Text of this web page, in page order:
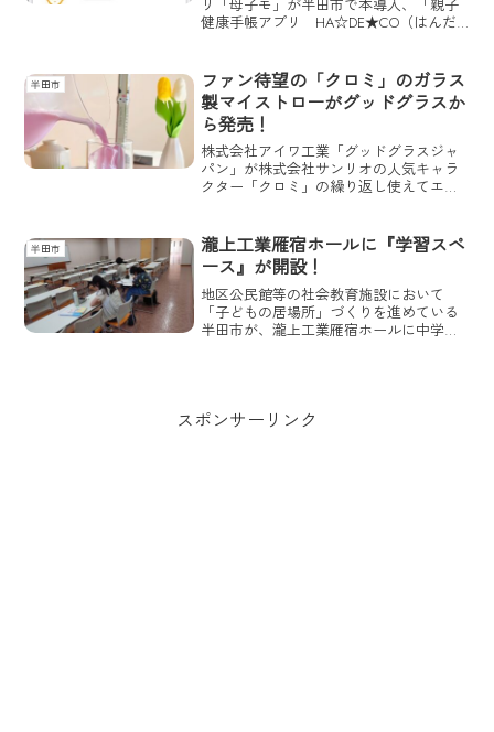
リ「母子モ」が半田市で本導入、「親子
健康手帳アプリ HA☆DE★CO（はんだ
半田市
ファン待望の「クロミ」のガラス
製マイストローがグッドグラスか
ら発売！
株式会社アイワ工業「グッドグラスジャ
パン」が株式会社サンリオの人気キャラ
クター「クロミ」の繰り返し使えてエコ
イト、グッドグラス楽天市場店、グッド
グラスラフォーレ原宿店にて行う予定
だ。
半田市
瀧上工業雁宿ホールに『学習スペ
ース』が開設！
地区公民館等の社会教育施設において
「子どもの居場所」づくりを進めている
半田市が、瀧上工業雁宿ホールに中学
スポンサーリンク